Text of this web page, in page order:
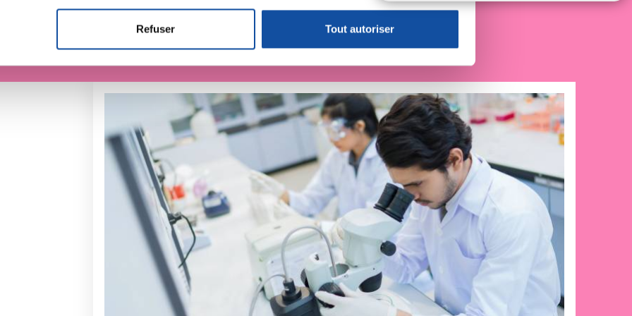
ou retirer votre consentement à tout moment à partir de la déclaration sur les cookies.
ont collectées lors de votre utilisation de leurs services.
Refuser Tout autoriser